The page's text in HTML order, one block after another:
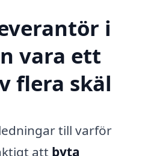
i
vara ett
flera skäl
till varför
att byta